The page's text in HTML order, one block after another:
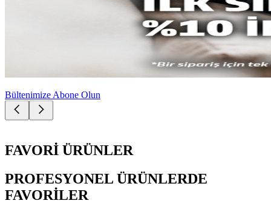
Bültenimize Abone Olun
FAVORİ ÜRÜNLER
PROFESYONEL ÜRÜNLERDE
FAVORİLER